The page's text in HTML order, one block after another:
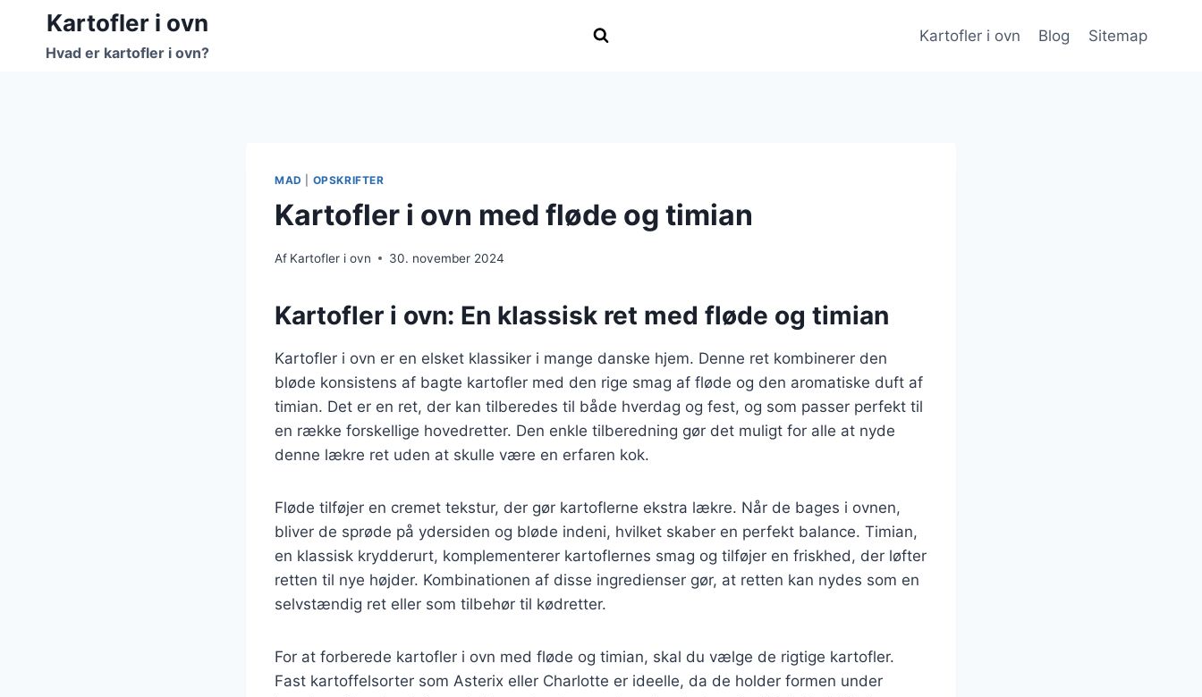
Fortsæt
indhold
Kartofler i ovn
Hvad er kartofler i ovn?
Kartofler i ovn Blog Sitemap
MAD OPSKRIFTER
Kartofler i ovn med fløde og timian
Af Kartofler i ovn 30. november 2024
Kartofler i ovn: En klassisk ret med fløde og timian
Kartofler i ovn er en elsket klassiker i mange danske hjem. Denne ret kombinerer den
bløde konsistens af bagte kartofler med den rige smag af fløde og den aromatiske duft af
timian. Det er en ret, der kan tilberedes til både hverdag og fest, og som passer perfekt til
en række forskellige hovedretter. Den enkle tilberedning gør det muligt for alle at nyde
denne lækre ret uden at skulle være en erfaren kok.
Fløde tilføjer en cremet tekstur, der gør kartoflerne ekstra lækre. Når de bages i ovnen,
bliver de sprøde på ydersiden og bløde indeni, hvilket skaber en perfekt balance. Timian,
en klassisk krydderurt, komplementerer kartoflernes smag og tilføjer en friskhed, der løfter
retten til nye højder. Kombinationen af disse ingredienser gør, at retten kan nydes som en
selvstændig ret eller som tilbehør til kødretter.
For at forberede kartofler i ovn med fløde og timian, skal du vælge de rigtige kartofler.
Fast kartoffelsorter som Asterix eller Charlotte er ideelle, da de holder formen under